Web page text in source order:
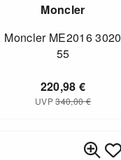
Moncler
Moncler ME2016 3020
55
220,98€
UVP340,00€